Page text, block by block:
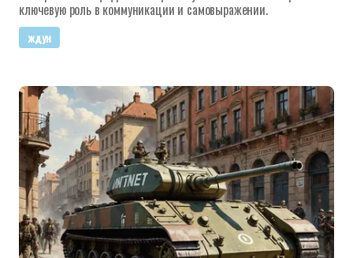
ключевую роль в коммуникации и самовыражении.
ждун